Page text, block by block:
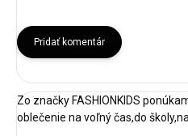
Pridať komentár
Zo značky FASHIONKIDS
oblečenie na voľný čas,do školy,na